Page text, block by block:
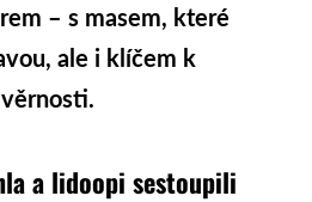
– s masem, které
ale i klíčem k
a lidoopi sestoupili